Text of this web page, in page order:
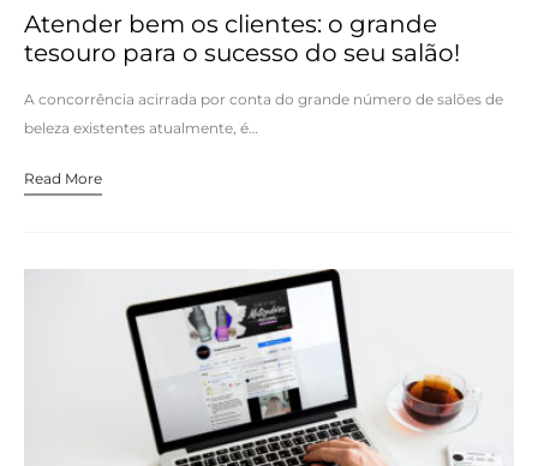
Atender bem os clientes: o grande
tesouro para o sucesso do seu salão!
A concorrência acirrada por conta do grande número de salões de
beleza existentes atualmente, é…
Read More